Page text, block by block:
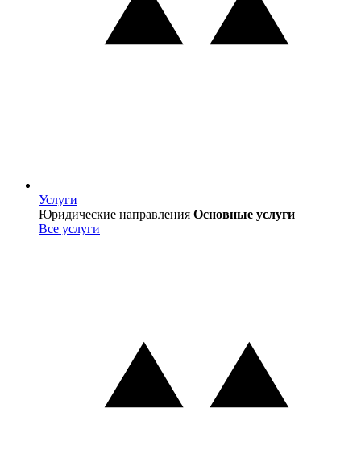
Услуги
Услуги
Юридические направления Основные услуги
Все услуги